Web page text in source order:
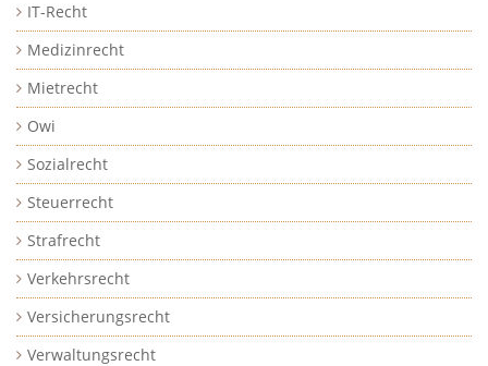
IT-Recht
Medizinrecht
Mietrecht
Owi
Sozialrecht
Steuerrecht
Strafrecht
Verkehrsrecht
Versicherungsrecht
Verwaltungsrecht